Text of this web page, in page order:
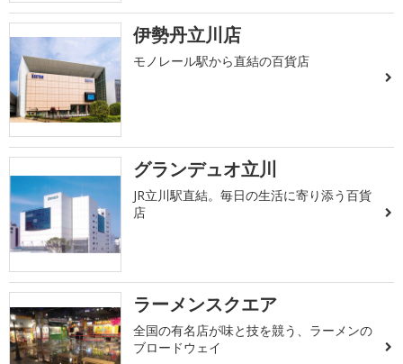
伊勢丹立川店
モノレール駅から直結の百貨店
グランデュオ立川
JR立川駅直結。毎日の生活に寄り添う百貨
店
ラーメンスクエア
全国の有名店が味と技を競う、ラーメンの
ブロードウェイ